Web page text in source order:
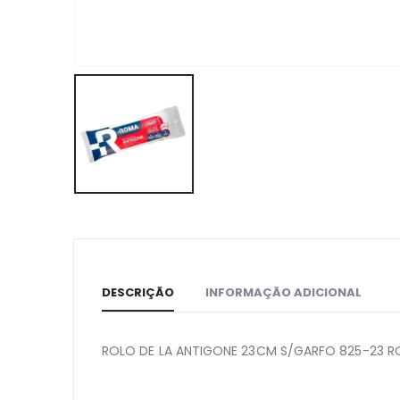
DESCRIÇÃO INFORMAÇÃO ADICIONAL
ROLO DE LA ANTIGONE 23CM S/GARFO 825-23